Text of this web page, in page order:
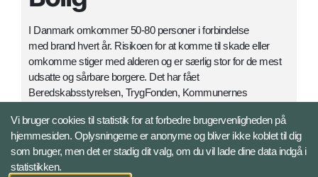
I Danmark omkommer 50-80 personer i forbindelse
med brand hvert år. Risikoen for at komme til skade eller
omkomme stiger med alderen og er særlig stor for de mest
udsatte og sårbare borgere. Det har fået
Beredskabsstyrelsen, TrygFonden, Kommunernes
Brandsikker Bolig. Initiativet udspringer af et ønske om at
nedbringe antallet af dødsbrande og skabe et bedre
sikkerhedsnet for mennesker, der har svært ved at tage vare
på deres egen brandsikkerhed.
Vi bruger cookies til statistik for at forbedre brugervenligheden på
hjemmesiden. Oplysningerne er anonyme og bliver ikke koblet til dig
som bruger, men det er stadig dit valg, om du vil lade dine data indgå i
statistikken.